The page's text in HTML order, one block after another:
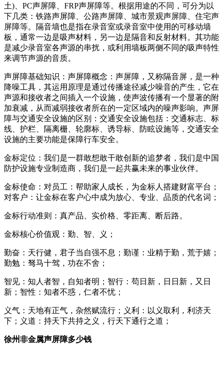
土)、PC声屏障、FRP声屏障等。根据用途的不同，可分为以
下几类：铁路声屏障、公路声屏障、城市景观声屏障、住宅声
屏障等。隔音墙也是指在录音室或录音室中使用的可移动墙
板，通常一边是吸声材料，另一边是隔音和反射材料。其功能
是减少录音室各声源的串扰，或利用墙板两侧不同的吸声特性
来调节声源的音质。
声屏障基础知识：声屏障概念：声屏障，又称隔音屏，是一种
降噪工具，其运用原理是通过传播途径减少噪音的产生，它在
声源和接收者之间插入一个设施，使声波传播有一个显著的附
加衰减，从而减弱接收者所在的一定区域内的噪声影响。声屏
障与交通安全设施的区别：交通安全设施包括：交通标志、标
线、护栏、隔离栅、轮廓标、诱导标、防眩设施等，交通安全
设施的主要功能是保障行车安全。
金标定位：我们是一群敢想敢干敢创新的追梦者，我们是中国
防护设施专业制造商，我们是一起共赢未来的事业伙伴。
金标使命：对员工：帮助家人成长，为金标人搭建财富平台；
对客户：让金标在客户心中成为放心、专业、品质的代名词；
金标行动准则：真产品、实价格、零距离、断后路。
金标核心价值观：勤、智、义；
勤奋：天行健，君子当自强不息；勤谨：业精于勤，荒于嬉；
勤勉：驽马十驾，功在不舍；
智见：知人者智，自知者明；智行：苟日新，日日新，又日
新；智性：知者不惑，仁者不忧；
义气：天地有正气，杂然赋流行；义利：以义取利，利济天
下；义道：持天下共持之义，行天下通行之道；
徐州非金属声屏障多少钱